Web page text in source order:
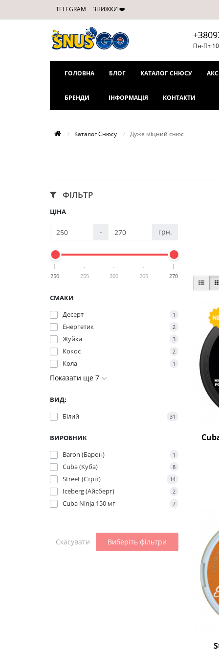
TELEGRAM ЗНИЖКИ ❤️
Пн-Пт
ГОЛОВНА БЛОГ КАТАЛОГ СНЮСУ
БРЕНДИ ІНФОРМАЦІЯ КОНТАКТИ
Каталог Снюсу Дуже міцний снюс
ФІЛЬТР
ЦІНА
- грн.
250 255 260 265 270
СМАКИ
Десерт
1
Енергетик 2
Жуйка 3
Кокос 2
Кола 1
Показати ще 7
ВИД:
Білий
31
ВИРОБНИК
Baron (Барон)
1
Cuba (Куба) 8
Street (Стріт) 14
Iceberg (Айсберг) 2
Cuba Ninja 150 мг 7
Скасувати Виберіть фільтри